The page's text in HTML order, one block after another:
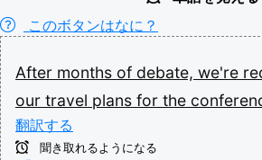
このボタンはなに？
After months of debate, we're
our travel plans for the
翻訳する
聞き取れるようになる